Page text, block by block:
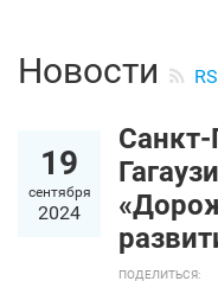
Новости
19
сентября
2024
ПОДЕЛИТЬСЯ: